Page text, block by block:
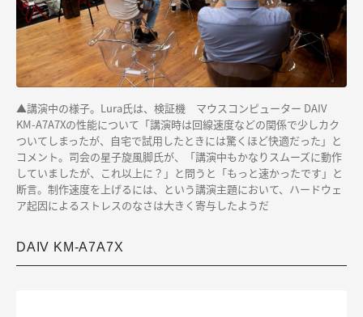
▲講演中の様子。Lura氏は、検証機 マウスコンピューター DAIV
KM-A7A7Xの性能について「講演時は回線速度などの関係で少しカク
ついてしまったが、自宅で試用したときには驚くほど快適だった」と
コメント。司会の星子旋風脚氏が、「講演中もかなりスムーズに動作
していましたが、これ以上に？」と問うと「もっと速かったです」と
断言。制作速度を上げるには、という講演主題において、ハードウェ
ア起因によるストレスのなさは大きく寄与したようだ
DAIV KM-A7A7X